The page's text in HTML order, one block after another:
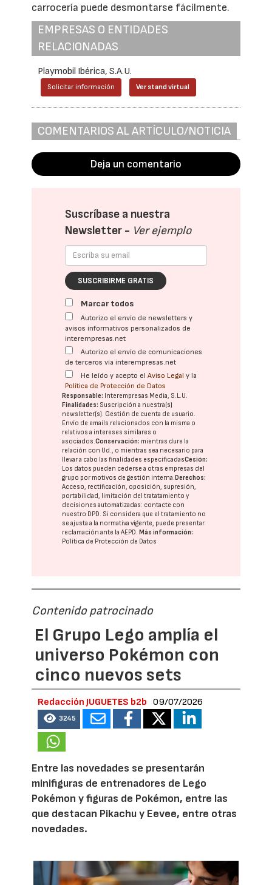
carrocería puede desmontarse fácilmente.
EMPRESAS O ENTIDADES
RELACIONADAS
Playmobil Ibérica, S.A.U.
Solicitar información Ver stand virtual
COMENTARIOS AL ARTÍCULO/NOTICIA
Deja un comentario
Suscríbase a nuestra
Newsletter - Ver ejemplo
SUSCRIBIRME GRATIS
Marcar todos
Autorizo el envío de newsletters y
avisos informativos personalizados de
interempresas.net
Autorizo el envío de comunicaciones
de terceros vía interempresas.net
He leído y acepto elAviso Legal y la
Política de Protección de Datos
Responsable: Interempresas Media, S.L.U.
Finalidades: Suscripción a nuestra(s)
newsletter(s). Gestión de cuenta de usuario.
Envío de emails relacionados con la misma o
relativos a intereses similares o
asociados.Conservación: mientras dure la
relación con Ud., o mientras sea necesario para
llevar a cabo las finalidades especificadasCesión:
Los datos pueden cederse a otras empresas del
grupo por motivos de gestión interna.Derechos:
Acceso, rectificación, oposición, supresión,
portabilidad, limitación del tratatamiento y
decisiones automatizadas: contacte con
nuestro DPD. Si considera que el tratamiento no
se ajusta a la normativa vigente, puede presentar
reclamación ante laAEPD.Más información:
Política de Protección de Datos
Contenido patrocinado
El Grupo Lego amplía el
universo Pokémon con
cinco nuevos sets
Redacción JUGUETES b2b 09/07/2026
3245
Entre las novedades se presentarán
minifiguras de entrenadores de Lego
Pokémon y figuras de Pokémon, entre las
que destacan Pikachu y Eevee, entre otras
novedades.